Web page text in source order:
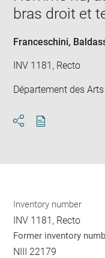
bras droit et
Franceschini,
INV 1181, Recto
Département des
Inventory number
INV 1181, Recto
Former inventory
NIII 22179